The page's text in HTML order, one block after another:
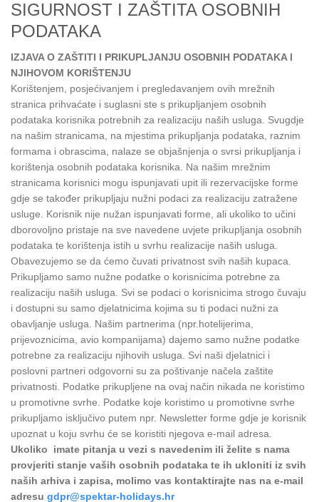
SIGURNOST I ZAŠTITA OSOBNIH
PODATAKA
IZJAVA O ZAŠTITI I PRIKUPLJANJU OSOBNIH PODATAKA I
NJIHOVOM KORIŠTENJU
Korištenjem, posjećivanjem i pregledavanjem ovih mrežnih
stranica prihvaćate i suglasni ste s prikupljanjem osobnih
podataka korisnika potrebnih za realizaciju naših usluga. Svugdje
na našim stranicama, na mjestima prikupljanja podataka, raznim
formama i obrascima, nalaze se objašnjenja o svrsi prikupljanja i
korištenja osobnih podataka korisnika. Na našim mrežnim
stranicama korisnici mogu ispunjavati upit ili rezervacijske forme
gdje se također prikupljaju nužni podaci za realizaciju zatražene
usluge. Korisnik nije nužan ispunjavati forme, ali ukoliko to učini
dborovoljno pristaje na sve navedene uvjete prikupljanja osobnih
podataka te korištenja istih u svrhu realizacije naših usluga.
Obavezujemo se da ćemo čuvati privatnost svih naših kupaca.
Prikupljamo samo nužne podatke o korisnicima potrebne za
realizaciju naših usluga. Svi se podaci o korisnicima strogo čuvaju
i dostupni su samo djelatnicima kojima su ti podaci nužni za
obavljanje usluga. Našim partnerima (npr.hotelijerima,
prijevoznicima, avio kompanijama) dajemo samo nužne podatke
potrebne za realizaciju njihovih usluga. Svi naši djelatnici i
poslovni partneri odgovorni su za poštivanje načela zaštite
privatnosti. Podatke prikupljene na ovaj način nikada ne koristimo
u promotivne svrhe. Podatke koje koristimo u promotivne svrhe
prikupljamo isključivo putem npr. Newsletter forme gdje je korisnik
upoznat u koju svrhu će se koristiti njegova e-mail adresa.
Ukoliko imate pitanja u vezi s navedenim ili želite s nama
provjeriti stanje vaših osobnih podataka te ih ukloniti iz svih
naših arhiva i zapisa, molimo vas kontaktirajte nas na e-mail
adresu gdpr@spektar-holidays.hr